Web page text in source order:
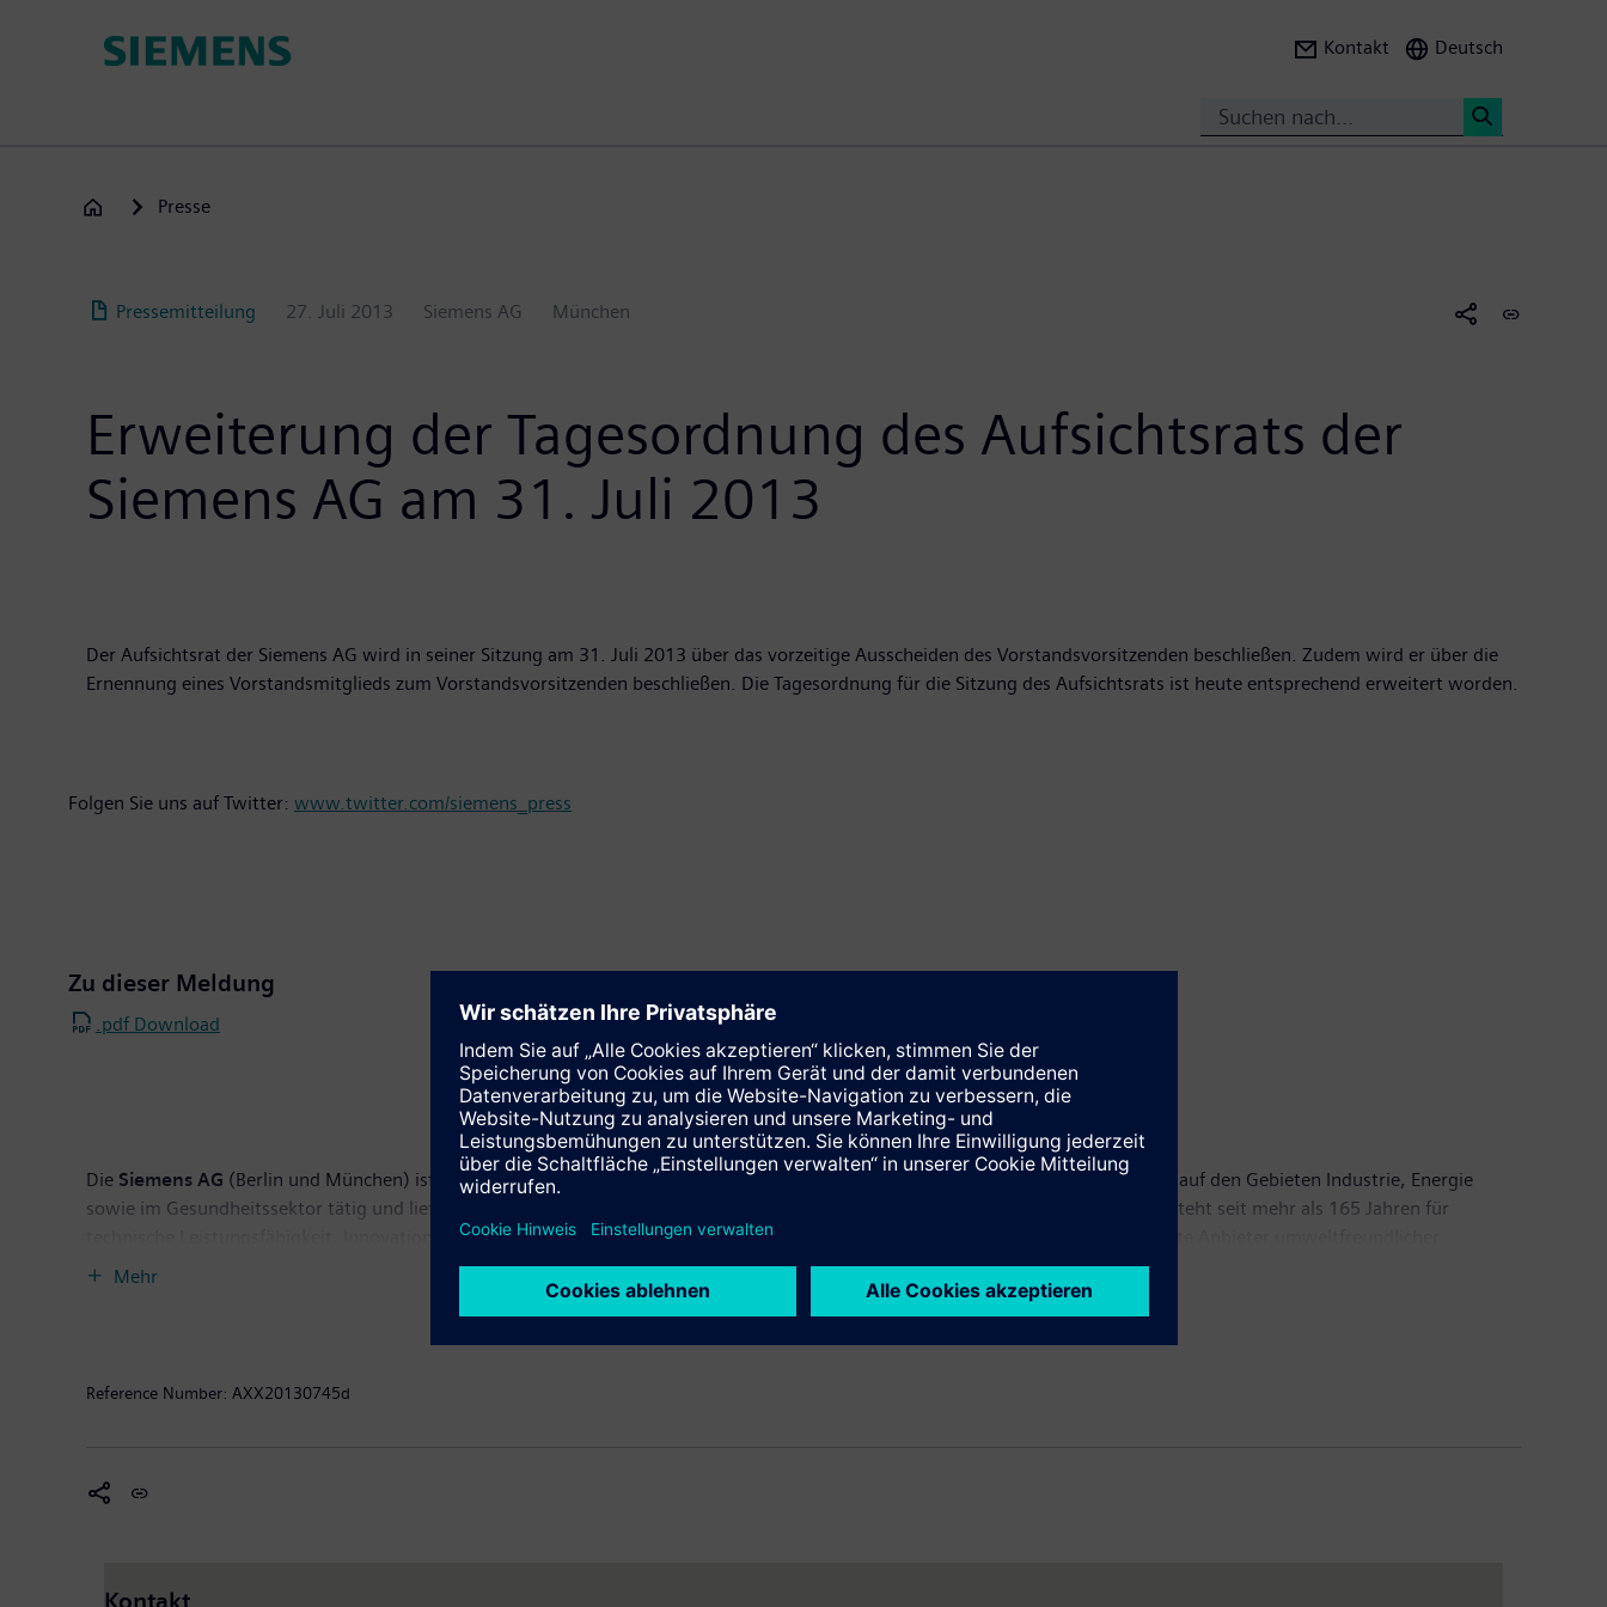
Kontakt Deutsch
Presse
Pressemitteilung 27. Juli 2013 Siemens AG München
Erweiterung der Tagesordnung des Aufsichtsrats der
Siemens AG am 31. Juli 2013
Der Aufsichtsrat der Siemens AG wird in seiner Sitzung am 31. Juli 2013 über das vorzeitige Ausscheiden des Vorstandsvorsitzenden beschließen. Zudem wird er über die
Ernennung eines Vorstandsmitglieds zum Vorstandsvorsitzenden beschließen. Die Tagesordnung für die Sitzung des Aufsichtsrats ist heute entsprechend erweitert worden.
Folgen Sie uns auf Twitter: www.twitter.com/siemens_press
Zu dieser Meldung
.pdf Download
Die Siemens AG (Berlin und München) ist ein weltweit führendes Unternehmen der Elektronik und Elektrotechnik. Der Konzern ist auf den Gebieten Industrie, Energie
sowie im Gesundheitssektor tätig und liefert Infrastrukturlösungen, insbesondere für Städte und urbane Ballungsräume. Siemens steht seit mehr als 165 Jahren für
technische Leistungsfähigkeit, Innovation, Qualität, Zuverlässigkeit und Internationalität. Siemens ist außerdem weltweit der größte Anbieter umweltfreundlicher
Technologien. Rund 40 Prozent des Konzernumsatzes entfallen auf grüne Produkte und Lösungen. Insgesamt erzielte Siemens im vergangenen Geschäftsjahr, das am 30.
September 2012 endete, auf fortgeführter Basis einen Umsatz von 78,5 Milliarden Euro und einen Gewinn nach Steuern von 4,7 Milliarden Euro (inkl. IAS 19R und
Rückklassifizierung des Solargeschäfts in die fortgeführten Aktivitäten). Ende September 2012 hatte das Unternehmen auf dieser fortgeführten Basis weltweit rund
370.000 Beschäftigte. Weitere Informationen finden Sie im Internet unterhttp://www.siemens.com.
Mehr
Reference Number: AXX20130745d
Kontakt